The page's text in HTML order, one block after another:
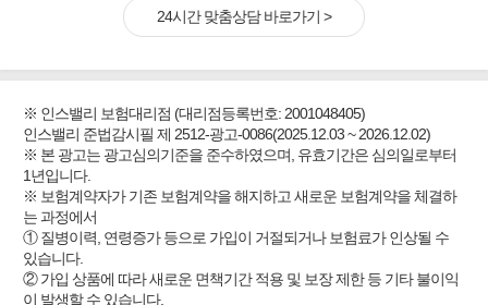
24시간 맞춤상담 바로가기 >
※ 인스밸리 보험대리점 (대리점등록번호: 2001048405)
인스밸리 준법감시필 제 2512-광고-0086(2025.12.03 ~ 2026.12.02)
※ 본 광고는 광고심의기준을 준수하였으며, 유효기간은 심의일로부터
1년입니다.
※ 보험계약자가 기존 보험계약을 해지하고 새로운 보험계약을 체결하
는 과정에서
① 질병이력, 연령증가 등으로 가입이 거절되거나 보험료가 인상될 수
있습니다.
② 가입 상품에 따라 새로운 면책기간 적용 및 보장 제한 등 기타 불이익
이 발생할 수 있습니다.